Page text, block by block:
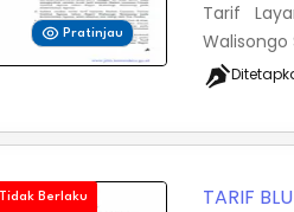
Pratinjau
Tarif
Tidak Berlaku TARIF BLU